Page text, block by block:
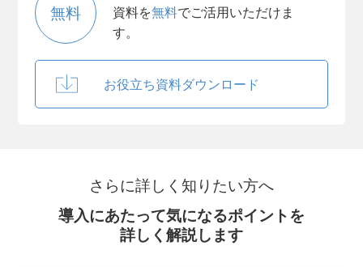
無料
資料を無料でご活用いただけま
す。
お役立ち資料ダウンロード
さらに詳しく知りたい方へ
導入にあたって気になるポイントを
詳しく解説します